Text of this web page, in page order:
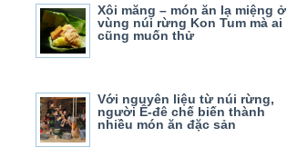
Xôi măng – món ăn lạ miệng ở
vùng núi rừng Kon Tum mà ai
cũng muốn thử
Với nguyên liệu từ núi rừng,
người Ê-đê chế biến thành
nhiều món ăn đặc sản